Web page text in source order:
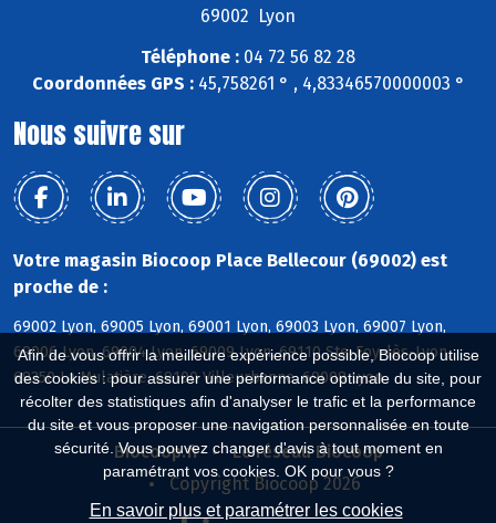
Afin de vous offrir la meilleure expérience possible, Biocoop utilise
des cookies : pour assurer une performance optimale du site, pour
récolter des statistiques afin d'analyser le trafic et la performance
du site et vous proposer une navigation personnalisée en toute
sécurité. Vous pouvez changer d'avis à tout moment en
paramétrant vos cookies. OK pour vous ?
En savoir plus et paramétrer les cookies
69002 Lyon
Téléphone : 04 72 56 82 28
Coordonnées GPS :45,758261 ° , 4,83346570000003 °
Nous suivre sur
Votre magasin Biocoop Place Bellecour (69002) est
proche de :
69002 Lyon, 69005 Lyon, 69001 Lyon, 69003 Lyon, 69007 Lyon,
69006 Lyon, 69004 Lyon, 69009 Lyon, 69110 Ste-Foy-lès-Lyon,
69350 La Mulatière, 69100 Villeurbanne, 69008 Lyon
Biocoop.fr
Le réseau Biocoop
Copyright Biocoop 2026